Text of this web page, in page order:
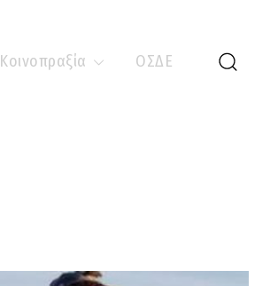
Κοινοπραξία ΟΣΔΕ